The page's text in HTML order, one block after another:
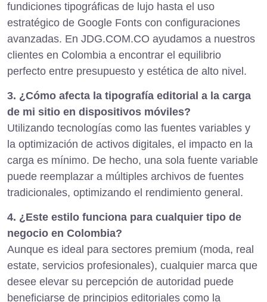
fundiciones tipográficas de lujo hasta el uso
estratégico de Google Fonts con configuraciones
avanzadas. En JDG.COM.CO ayudamos a nuestros
clientes en Colombia a encontrar el equilibrio
perfecto entre presupuesto y estética de alto nivel.
3. ¿Cómo afecta la tipografía editorial a la carga
de mi sitio en dispositivos móviles?
Utilizando tecnologías como las fuentes variables y
la optimización de activos digitales, el impacto en la
carga es mínimo. De hecho, una sola fuente variable
puede reemplazar a múltiples archivos de fuentes
tradicionales, optimizando el rendimiento general.
4. ¿Este estilo funciona para cualquier tipo de
negocio en Colombia?
Aunque es ideal para sectores premium (moda, real
estate, servicios profesionales), cualquier marca que
desee elevar su percepción de autoridad puede
beneficiarse de principios editoriales como la